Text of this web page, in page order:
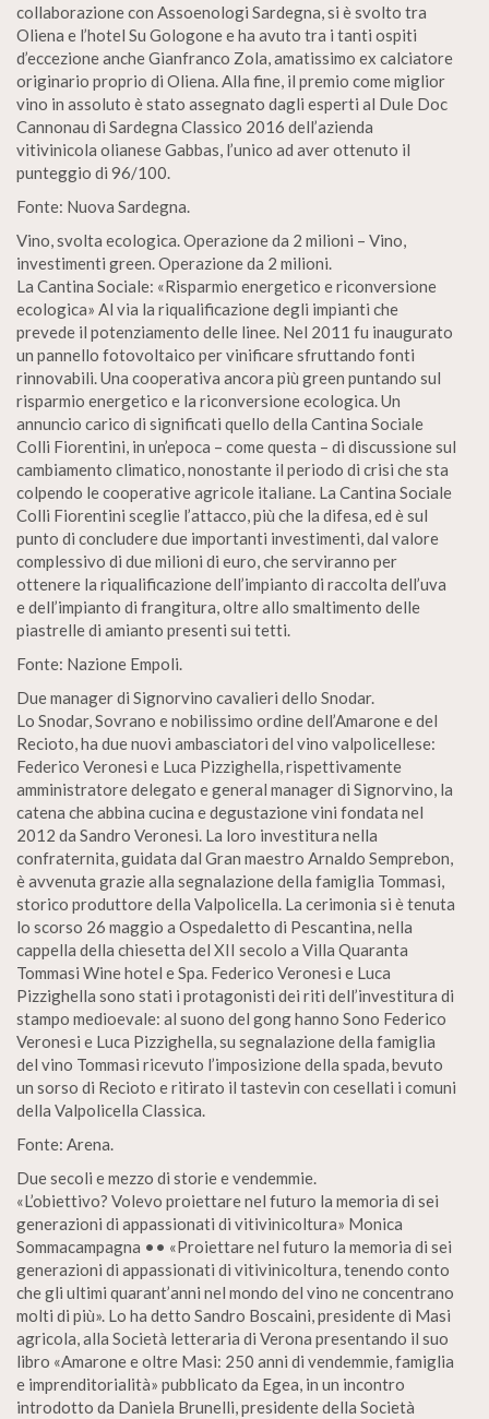
collaborazione con Assoenologi Sardegna, si è svolto tra
Oliena e l’hotel Su Gologone e ha avuto tra i tanti ospiti
d’eccezione anche Gianfranco Zola, amatissimo ex calciatore
originario proprio di Oliena. Alla fine, il premio come miglior
vino in assoluto è stato assegnato dagli esperti al Dule Doc
Cannonau di Sardegna Classico 2016 dell’azienda
vitivinicola olianese Gabbas, l’unico ad aver ottenuto il
punteggio di 96/100.
Fonte: Nuova Sardegna.
Vino, svolta ecologica. Operazione da 2 milioni – Vino,
investimenti green. Operazione da 2 milioni.
La Cantina Sociale: «Risparmio energetico e riconversione
ecologica» Al via la riqualificazione degli impianti che
prevede il potenziamento delle linee. Nel 2011 fu inaugurato
un pannello fotovoltaico per vinificare sfruttando fonti
rinnovabili. Una cooperativa ancora più green puntando sul
risparmio energetico e la riconversione ecologica. Un
annuncio carico di significati quello della Cantina Sociale
Colli Fiorentini, in un’epoca – come questa – di discussione sul
cambiamento climatico, nonostante il periodo di crisi che sta
colpendo le cooperative agricole italiane. La Cantina Sociale
Colli Fiorentini sceglie l’attacco, più che la difesa, ed è sul
punto di concludere due importanti investimenti, dal valore
complessivo di due milioni di euro, che serviranno per
ottenere la riqualificazione dell’impianto di raccolta dell’uva
e dell’impianto di frangitura, oltre allo smaltimento delle
piastrelle di amianto presenti sui tetti.
Fonte: Nazione Empoli.
Due manager di Signorvino cavalieri dello Snodar.
Lo Snodar, Sovrano e nobilissimo ordine dell’Amarone e del
Recioto, ha due nuovi ambasciatori del vino valpolicellese:
Federico Veronesi e Luca Pizzighella, rispettivamente
amministratore delegato e general manager di Signorvino, la
catena che abbina cucina e degustazione vini fondata nel
2012 da Sandro Veronesi. La loro investitura nella
confraternita, guidata dal Gran maestro Arnaldo Semprebon,
è avvenuta grazie alla segnalazione della famiglia Tommasi,
storico produttore della Valpolicella. La cerimonia si è tenuta
lo scorso 26 maggio a Ospedaletto di Pescantina, nella
cappella della chiesetta del XII secolo a Villa Quaranta
Tommasi Wine hotel e Spa. Federico Veronesi e Luca
Pizzighella sono stati i protagonisti dei riti dell’investitura di
stampo medioevale: al suono del gong hanno Sono Federico
Veronesi e Luca Pizzighella, su segnalazione della famiglia
del vino Tommasi ricevuto l’imposizione della spada, bevuto
un sorso di Recioto e ritirato il tastevin con cesellati i comuni
della Valpolicella Classica.
Fonte: Arena.
Due secoli e mezzo di storie e vendemmie.
«L’obiettivo? Volevo proiettare nel futuro la memoria di sei
generazioni di appassionati di vitivinicoltura» Monica
Sommacampagna •• «Proiettare nel futuro la memoria di sei
generazioni di appassionati di vitivinicoltura, tenendo conto
che gli ultimi quarant’anni nel mondo del vino ne concentrano
molti di più». Lo ha detto Sandro Boscaini, presidente di Masi
agricola, alla Società letteraria di Verona presentando il suo
libro «Amarone e oltre Masi: 250 anni di vendemmie, famiglia
e imprenditorialità» pubblicato da Egea, in un incontro
introdotto da Daniela Brunelli, presidente della Società